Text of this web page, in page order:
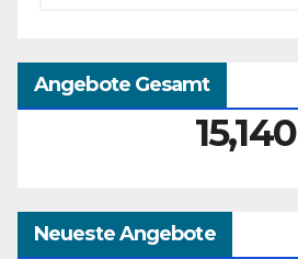
Angebote Gesamt
15,140
Neueste Angebote